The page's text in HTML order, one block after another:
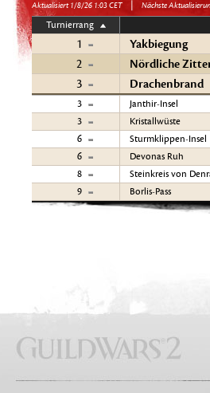
Aktualisiert 1/8/26 1:03 CET Nächste
Turnierrang
1 Yakbiegung
2 Nördliche
3 Drachenbrand
3
Janthir-Insel
3
Kristallwüste
6
Sturmklippen-Insel
6
Devonas Ruh
8
Steinkreis von
9
Borlis-Pass